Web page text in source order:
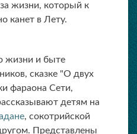
жизни, который к
канет в Лету.
жизни и быте
сказке "О двух
фараона Сети,
детям на
, сокотрийской
Представлены